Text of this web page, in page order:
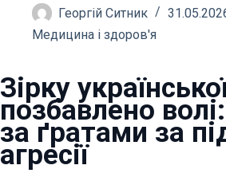
Георгій Ситник
Медицина і здоров'я
Зірку
позбавлено
за ґратами за
агресії